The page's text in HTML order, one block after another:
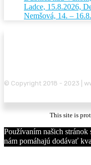
Ladce, 15.8.2026,
Nemšová, 14. –
© Copyright 2018 - 2023 |
This site is
Používaním našich
nám pomáhajú dodávať